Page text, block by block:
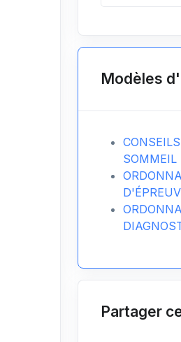
Modèles
SOMMEIL
Partager